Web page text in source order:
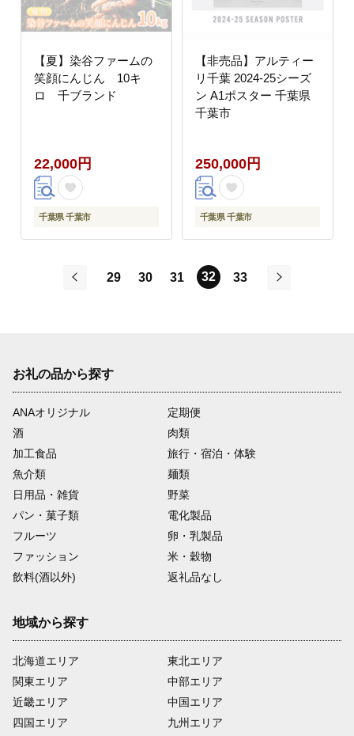
【夏】染谷ファームの
笑顔にんじん 10キ
ロ 千ブランド
22,000円
千葉県 千葉市
【非売品】アルティー
リ千葉 2024-25シーズ
ン A1ポスター 千葉県
千葉市
250,000円
千葉県 千葉市
29 30 31 32
33
お礼の品から探す
ANAオリジナル
定期便
酒
肉類
加工食品
旅行・宿泊・体験
魚介類
麺類
日用品・雑貨
野菜
パン・菓子類
電化製品
フルーツ
卵・乳製品
ファッション
米・穀物
飲料(酒以外)
返礼品なし
地域から探す
北海道エリア
関東エリア
近畿エリア
四国エリア
東北エリア
中部エリア
中国エリア
九州エリア